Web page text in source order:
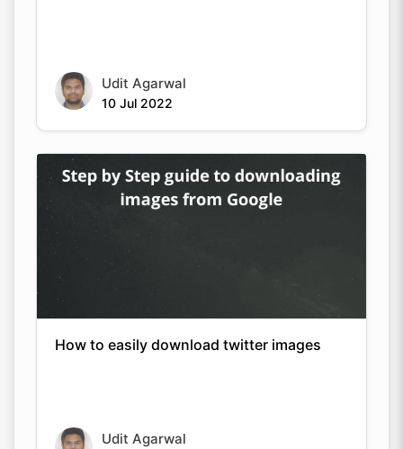
Udit Agarwal
10 Jul 2022
How to easily download twitter images
Udit Agarwal